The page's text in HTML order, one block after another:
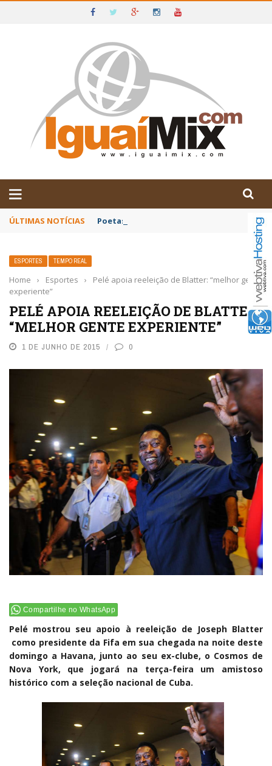
IGUAÍ E SUDOESTE DA BAHIA
ÚLTIMAS NOTÍCIAS Poetas baianos representam o Brasil no
ESPORTES TEMPO REAL
Home › Esportes ›
Pelé apoia reeleição de Blatter: “melhor gente
experiente”
PELÉ APOIA REELEIÇÃO DE BLATTER:
“MELHOR GENTE EXPERIENTE”
1 DE JUNHO DE 2015 0
Compartilhe no WhatsApp
Pelé mostrou seu apoio à reeleição de Joseph Blatter
como presidente da Fifa em sua chegada na noite deste
domingo a Havana, junto ao seu ex-clube, o Cosmos de
Nova York, que jogará na terça-feira um amistoso
histórico com a seleção nacional de Cuba.